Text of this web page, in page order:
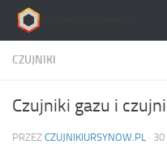
Skip to content
CZUJNIKI
Czujniki gazu i
PRZEZ CZUJNIKIURSYNOW.PL · 30